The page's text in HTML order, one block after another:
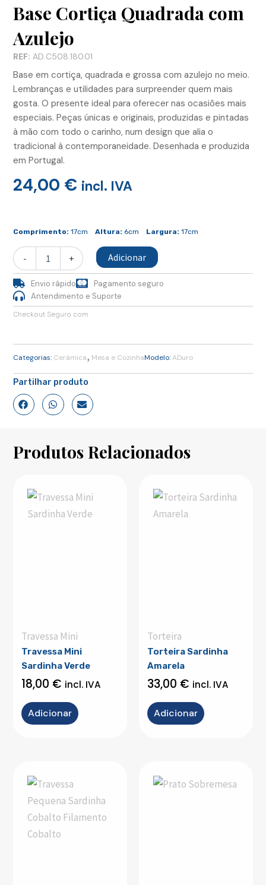
Base Cortiça Quadrada com
Azulejo
REF: AD.C508.180.01
Base em cortiça, quadrada e grossa com azulejo no meio.
Lembranças e utilidades para surpreender quem mais
gosta. O presente ideal para oferecer nas ocasiões mais
especiais. Peças únicas e originais, produzidas e pintadas
à mão com todo o carinho, num design que alia o
tradicional à contemporaneidade. Desenhada e produzida
em Portugal.
24,00 € incl. IVA
Comprimento: 17cm Altura: 6cm Largura: 17cm
-
Base
Cortiça
Quadrada
com
Azulejo
+ Adicionar
Envio rápido
Pagamento seguro
Antendimento e Suporte
Checkout Seguro com
Categorias: Cerâmica, Mesa e CozinhaModelo:ADuro
Partilhar produto
Produtos Relacionados
Travessa Mini
Travessa Mini
Sardinha Verde
18,00 € incl. IVA
Adicionar
Torteira
Torteira Sardinha
Amarela
33,00 € incl. IVA
Adicionar